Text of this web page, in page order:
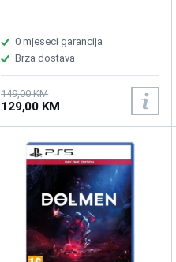
0 mjeseci garancija
Brza dostava
149,00 KM
129,00 KM